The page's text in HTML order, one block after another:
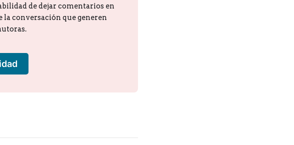
de dejar comentarios en
conversación que generen